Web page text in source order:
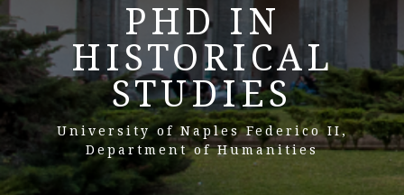
PHD IN
HISTORICAL
STUDIES
University of Naples Federico II,
Department of Humanities